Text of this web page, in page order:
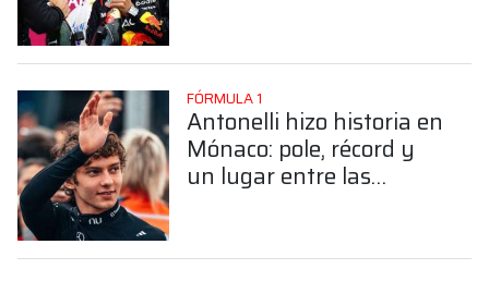
FÓRMULA 1
Antonelli hizo historia en
Mónaco: pole, récord y
un lugar entre las